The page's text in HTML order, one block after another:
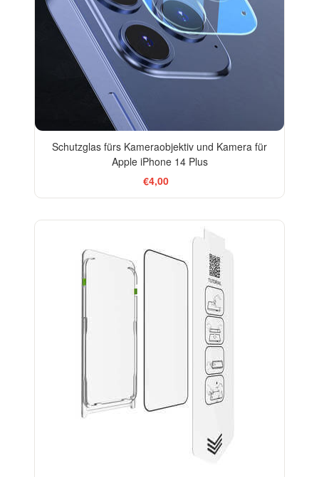
Schutzglas fürs Kameraobjektiv und Kamera für
Apple iPhone 14 Plus
€4,00